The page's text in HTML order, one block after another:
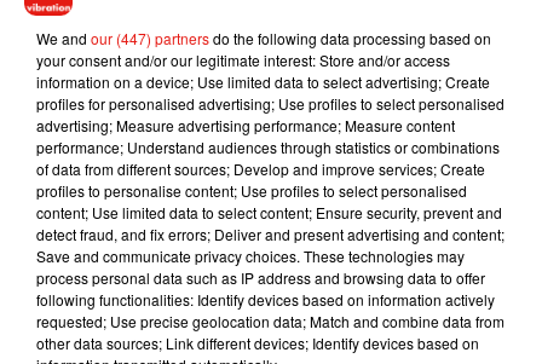
Musique
7 août 2026
Julien Lieb s’essaye à la vie de chatelain
dans son nouveau clip
7 août 2026
Madonna sort enfin le remix de « Love
Sensation » avec Kylie Minogue
We and our (447) partnersdo the following data processing based on
your consent and/or our legitimate interest: Store and/or access
information on a device; Use limited data to select advertising; Create
profiles for personalised advertising; Use profiles to select personalised
advertising; Measure advertising performance; Measure content
performance; Understand audiences through statistics or combinations
of data from different sources; Develop and improve services; Create
profiles to personalise content; Use profiles to select personalised
content; Use limited data to select content; Ensure security, prevent and
detect fraud, and fix errors; Deliver and present advertising and content;
Save and communicate privacy choices. These technologies may
process personal data such as IP address and browsing data to offer
following functionalities: Identify devices based on information actively
requested; Use precise geolocation data; Match and combine data from
other data sources; Link different devices; Identify devices based on